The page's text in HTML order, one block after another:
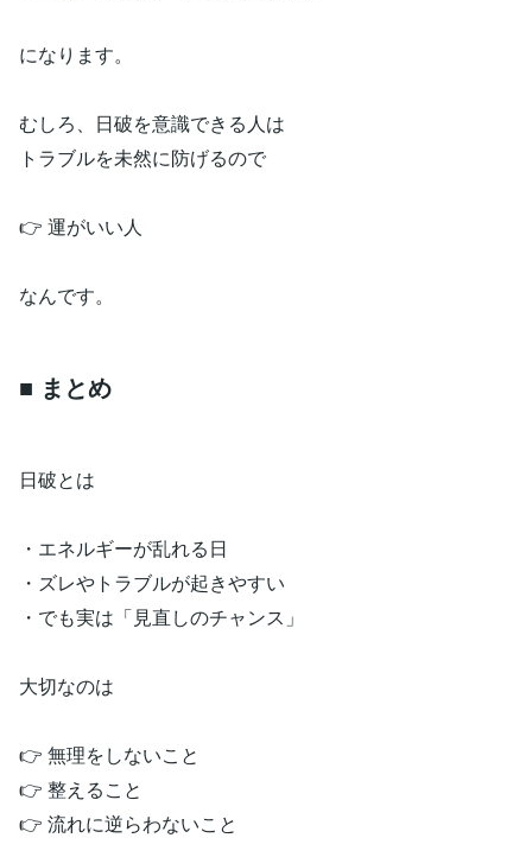
になります。
むしろ、日破を意識できる人は
トラブルを未然に防げるので
👉 運がいい人
なんです。
■ まとめ
日破とは
・エネルギーが乱れる日
・ズレやトラブルが起きやすい
・でも実は「見直しのチャンス」
大切なのは
👉 無理をしないこと
👉 整えること
👉 流れに逆らわないこと